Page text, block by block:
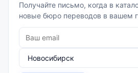
Получайте письмо, когда в
новые бюро переводов в вашем